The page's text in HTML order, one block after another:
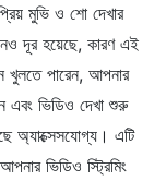
মুভি ও শো দেখার
দূর হয়েছে, কারণ এই
খুলতে পারেন, আপনার
এবং ভিডিও দেখা শুরু
অ্যাক্সেসযোগ্য। এটি
ভিডিও স্ট্রিমিং